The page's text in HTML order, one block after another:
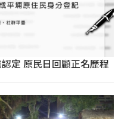
定 原民日回顧正名歷程